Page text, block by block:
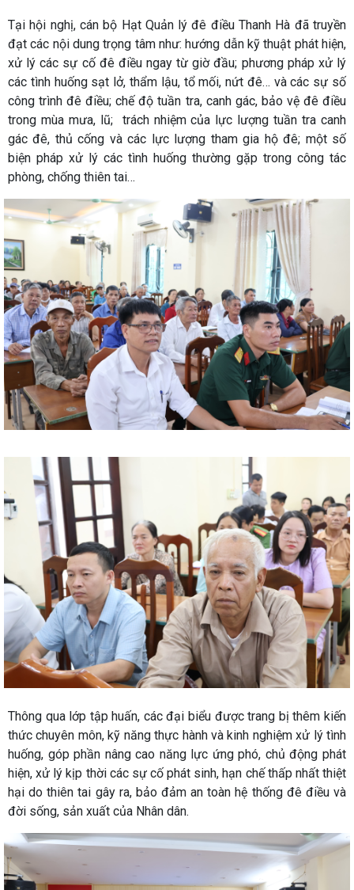
Tại hội nghị, cán bộ Hạt Quản lý đê điều Thanh Hà đã truyền
đạt các nội dung trọng tâm như: hướng dẫn kỹ thuật phát hiện,
xử lý các sự cố đê điều ngay từ giờ đầu; phương pháp xử lý
các tình huống sạt lở, thẩm lậu, tổ mối, nứt đê… và các sự số
công trình đê điều; chế độ tuần tra, canh gác, bảo vệ đê điều
trong mùa mưa, lũ; trách nhiệm của lực lượng tuần tra canh
gác đê, thủ cống và các lực lượng tham gia hộ đê; một số
biện pháp xử lý các tình huống thường gặp trong công tác
phòng, chống thiên tai…
Thông qua lớp tập huấn, các đại biểu được trang bị thêm kiến
thức chuyên môn, kỹ năng thực hành và kinh nghiệm xử lý tình
huống, góp phần nâng cao năng lực ứng phó, chủ động phát
hiện, xử lý kịp thời các sự cố phát sinh, hạn chế thấp nhất thiệt
hại do thiên tai gây ra, bảo đảm an toàn hệ thống đê điều và
đời sống, sản xuất của Nhân dân.